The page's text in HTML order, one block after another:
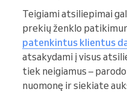
Teigiami atsiliepimai
prekių ženklo
patenkintus klientus
atsakydami į visus
tiek neigiamus –
nuomonę ir siekiate